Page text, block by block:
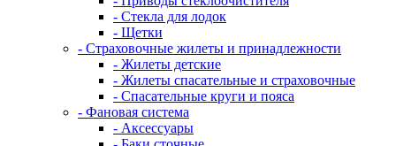
- Стекла для лодок
- Щетки
- Страховочные жилеты и принадлежности
- Жилеты детские
- Жилеты спасательные и страховочные
- Спасательные круги и пояса
- Фановая система
- Аксессуары